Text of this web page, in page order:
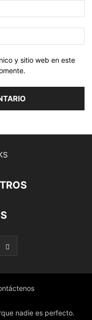
y sitio web en este
nadie es perfecto.